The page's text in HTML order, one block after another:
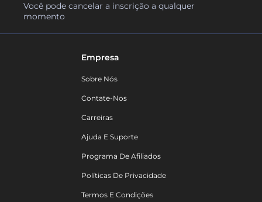
Você pode cancelar a inscrição a qualquer
momento
Empresa
Sobre Nós
Contate-Nos
Carreiras
Ajuda E Suporte
Programa De Afiliados
Políticas De Privacidade
Termos E Condições